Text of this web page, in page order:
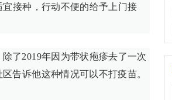
接种，行动不便的给予上门接
了2019年因为带状疱疹去了一次
告诉他这种情况可以不打疫苗。